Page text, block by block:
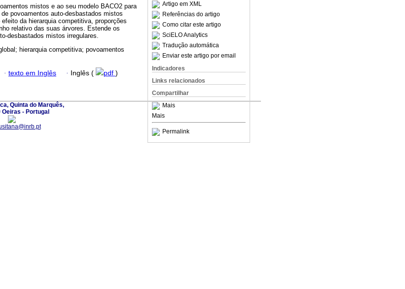
Artigo em XML
Referências do artigo
Como citar este artigo
SciELO Analytics
Tradução automática
Enviar este artigo por email
Indicadores
Links relacionados
Compartilhar
Mais
Mais
Permalink
mistos e ao seu modelo BACO2 para
povoamentos auto-desbastados mistos
da hierarquia competitiva, proporções
relativo das suas árvores. Estende os
desbastados mistos irregulares.
hierarquia competitiva; povoamentos
· texto em Inglês · Inglês ( pdf )
Quinta do Marquês,
Oeiras - Portugal